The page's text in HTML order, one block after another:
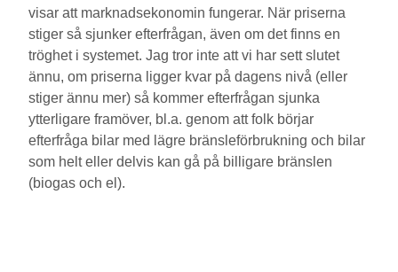
visar att marknadsekonomin fungerar. När priserna
stiger så sjunker efterfrågan, även om det finns en
tröghet i systemet. Jag tror inte att vi har sett slutet
ännu, om priserna ligger kvar på dagens nivå (eller
stiger ännu mer) så kommer efterfrågan sjunka
ytterligare framöver, bl.a. genom att folk börjar
efterfråga bilar med lägre bränsleförbrukning och bilar
som helt eller delvis kan gå på billigare bränslen
(biogas och el).